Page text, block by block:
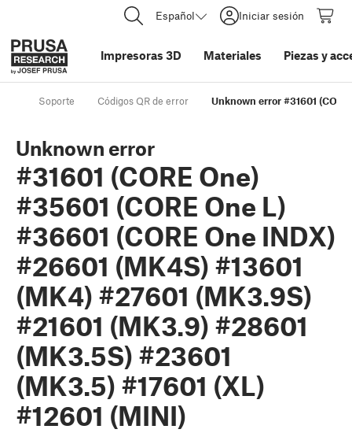
Español Iniciar sesión
Impresoras 3D Materiales Piezas y
Soporte Códigos QR de error Unknown error #31601
Unknown error
#31601 (CORE One)
#35601 (CORE One L)
#36601 (CORE One INDX)
#26601 (MK4S) #13601
(MK4) #27601 (MK3.9S)
#21601 (MK3.9) #28601
(MK3.5S) #23601
(MK3.5) #17601 (XL)
#12601 (MINI)